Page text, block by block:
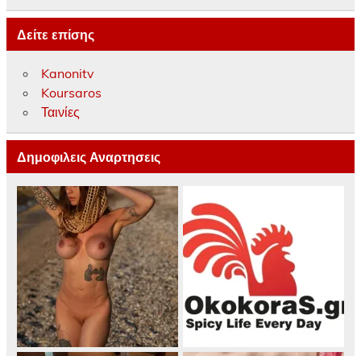
Δείτε επίσης
Kanonitv
Koursaros
Ταινίες
Δημοφιλεις Αναρτησεις